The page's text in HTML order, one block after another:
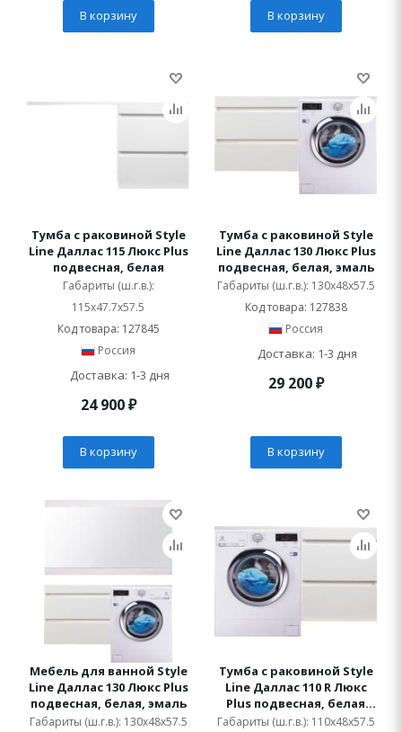
В корзину В корзину
Тумба с раковиной Style
Line Даллас 115 Люкс Plus
подвесная, белая
Габариты (ш.г.в.):
115x47.7x57.5
Код товара: 127845
Россия
Доставка: 1-3 дня
24 900₽
В корзину
Тумба с раковиной Style
Line Даллас 130 Люкс Plus
подвесная, белая, эмаль
Габариты (ш.г.в.): 130x48x57.5
Код товара: 127838
Россия
Доставка: 1-3 дня
29 200₽
В корзину
Мебель для ванной Style
Line Даллас 130 Люкс Plus
подвесная, белая, эмаль
Габариты (ш.г.в.): 130x48x57.5
Тумба с раковиной Style
Line Даллас 110 R Люкс
Plus подвесная, белая
эмаль
Габариты (ш.г.в.): 110x48x57.5